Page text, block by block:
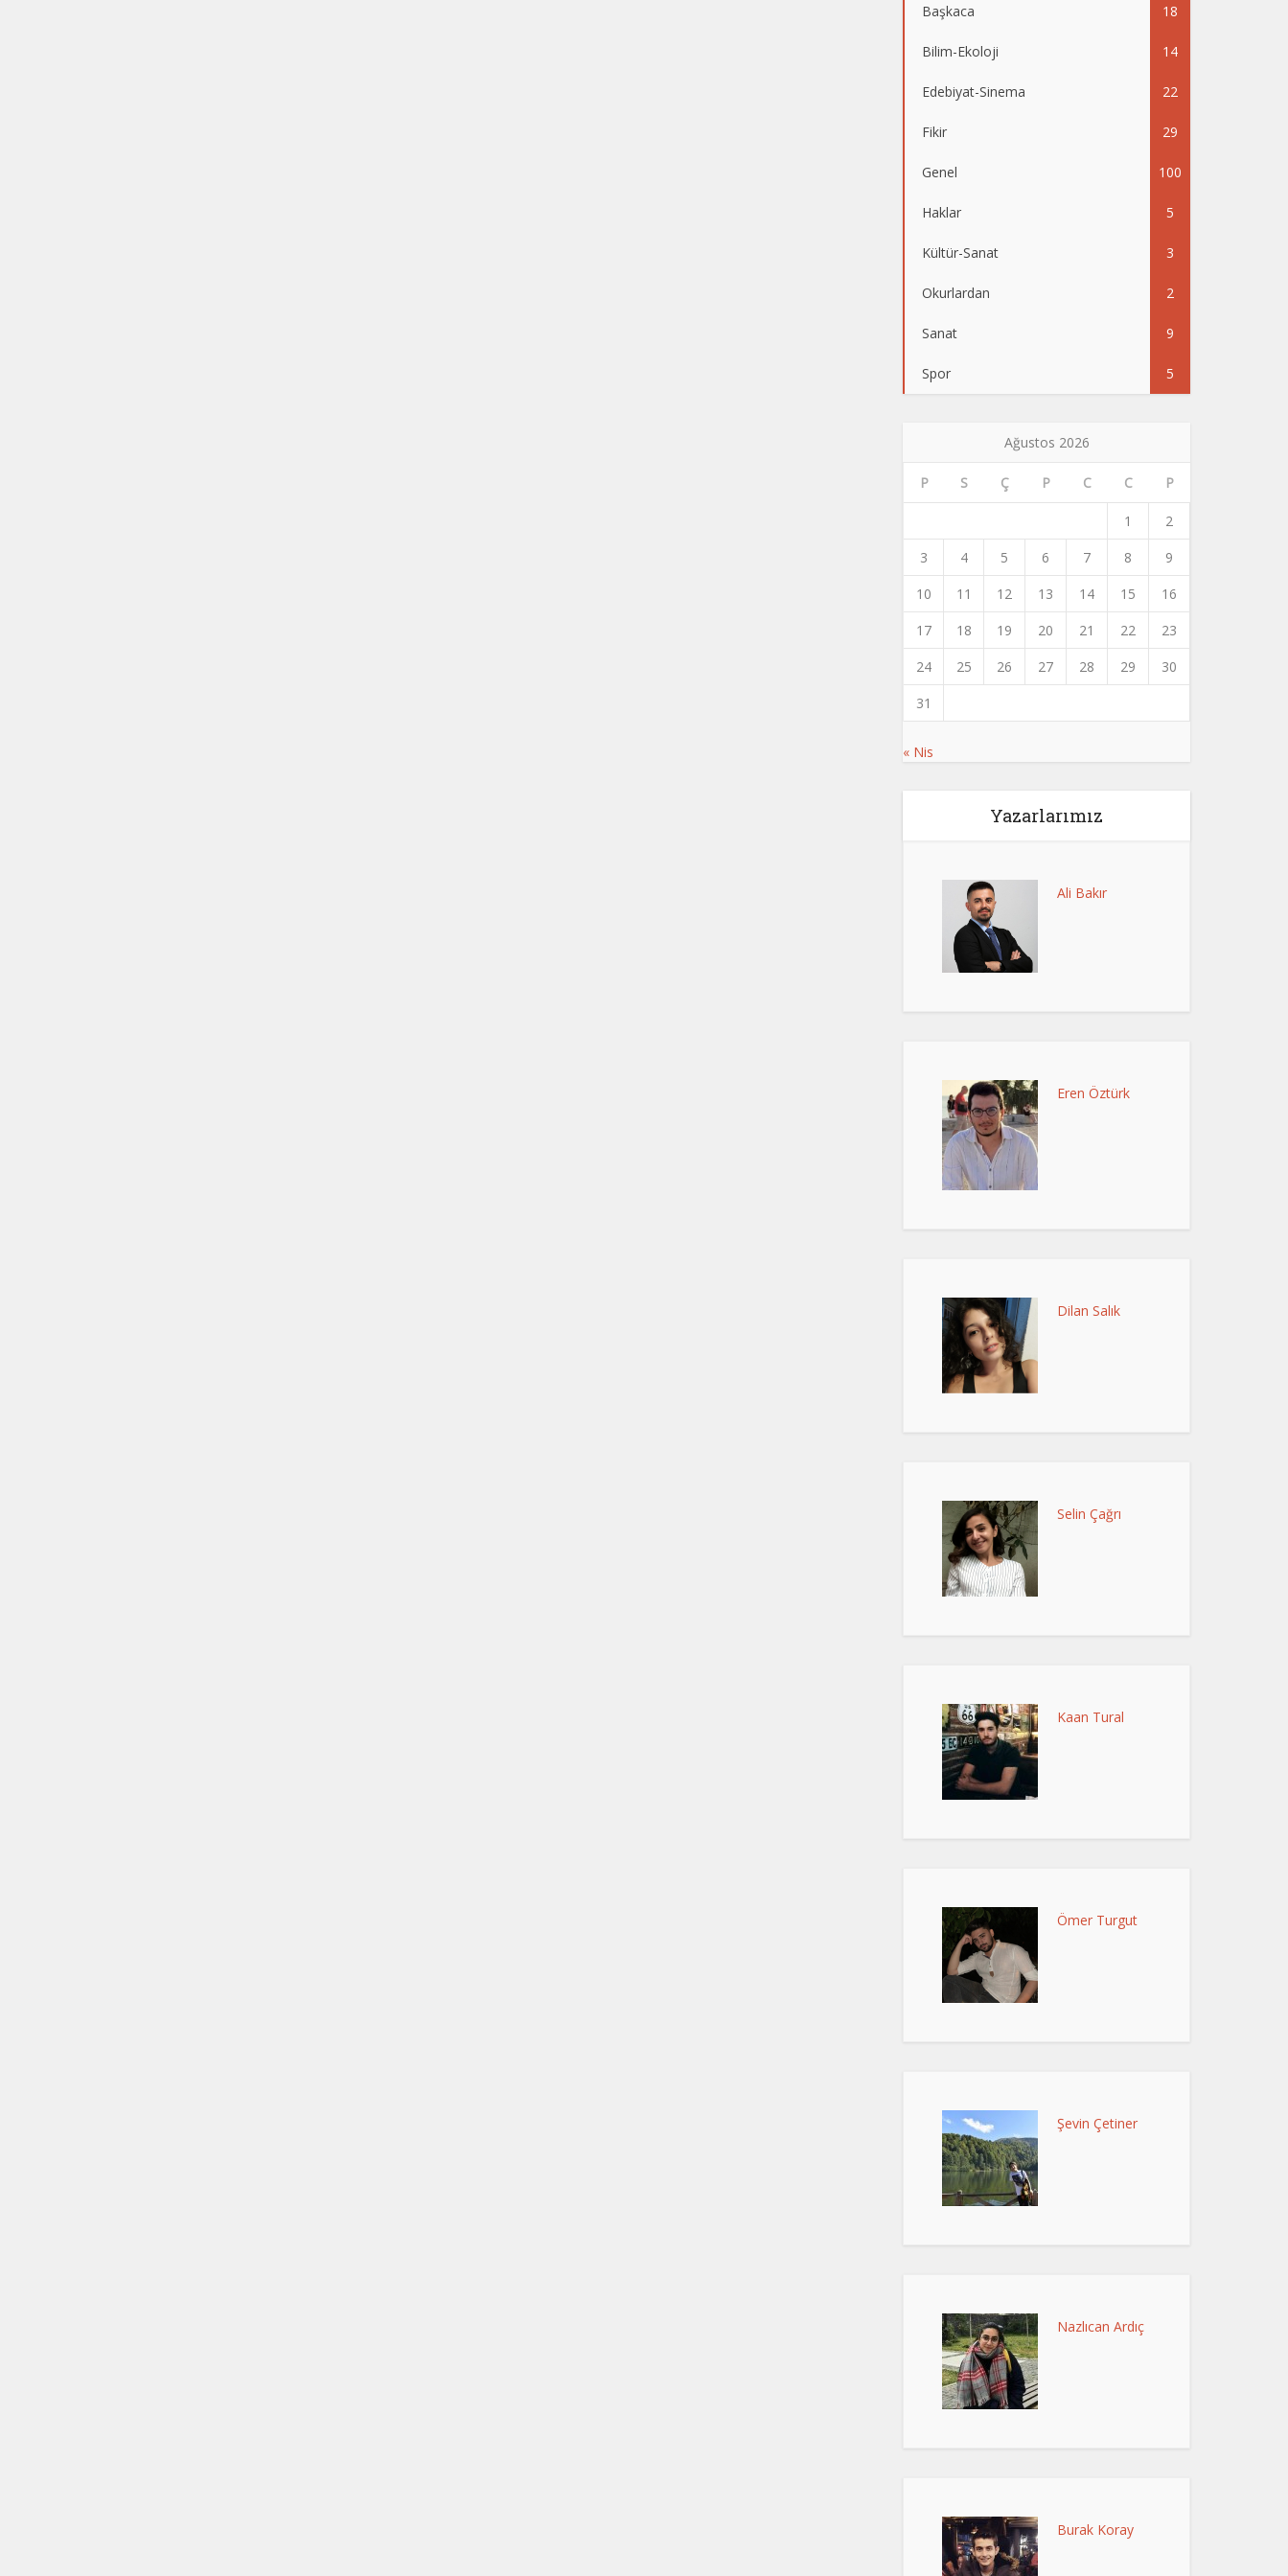
Başkaca 18
Bilim-Ekoloji 14
Edebiyat-Sinema 22
Fikir 29
Genel 100
Haklar 5
Kültür-Sanat 3
Okurlardan 2
Sanat 9
Spor 5
Ağustos 2026
P S Ç P C C P
1
2
3
4 5 6 7 8
9
10
11 12 13 14 15
16
17
18 19 20 21 22
23
24
25 26 27 28 29
30
31
« Nis
Yazarlarımız
Ali Bakır
Eren Öztürk
Dilan Salık
Selin Çağrı
Kaan Tural
Ömer Turgut
Şevin Çetiner
Nazlıcan Ardıç
Burak Koray